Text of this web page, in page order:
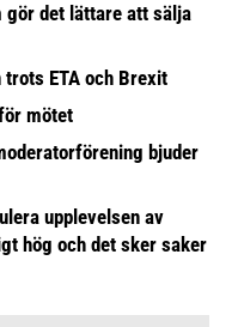
gör det lättare att sälja
trots ETA och Brexit
mötet
bjuder
upplevelsen av
hög och det sker saker